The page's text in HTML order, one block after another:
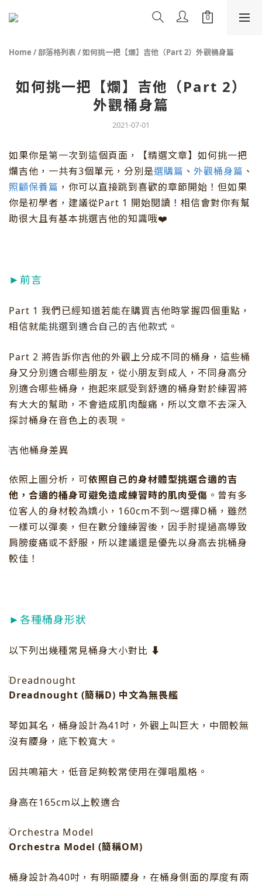
Home / 部落格列表 /如何挑一把【爛】吉他（Part 2）外觀桶身篇
如何挑一把【爛】吉他（Part 2）
外觀桶身篇
2021-07-01
如果你是第一次到這個頁面，【精選文章】如何挑一把
爛吉他，一共有3個單元，分別是選購篇 、 外觀桶身篇 、
照顧保養篇 ，你可以直接跳到喜歡的章節開始！但如果
你是初學者，建議從Part 1 開始閱讀！相信會對你有幫
助很大且有基本挑選吉他的知識哦❤️
►前言
Part 1 我們已經知道若能在購買吉他時掌握四個重點，
相信就能挑選到適合自己的吉他款式。
Part 2 將告訴你吉他的外觀上分成不同的桶身，這些桶
身又分別適合哪些朋友，從小朋友到成人，不同身高分
別適合哪些桶身，抱起來感受到舒適的桶身對於練習將
有大大的幫助，不會造成肌肉酸痛，所以文章不去深入
探討桶身在音色上的表現。
依照上圖分析，可依照自己的身材體型挑選合適的吉
他，合適的桶身可避免造成練習時的肌肉受傷 。曾有多
位客人的身材較為嬌小，160cm不到～選擇D桶，雖然
一樣可以彈奏，但在數分鐘練習後，因手肘提過高導致
肩膀痠痛或不舒服，所以建議還是優先以身高去挑桶身
較佳！
►各種桶身形狀
以下列出幾種常見桶身大小對比 ⬇️
Dreadnought (簡稱D) 中文為無畏艦
琴如其名，桶身設計為41吋，外觀上叫巨大，中間較無
沒有腰身，底下較寬大。
因共鳴箱大，低音足夠較常使用在彈唱風格。
身高在165cm以上較適合
Orchestra Model (簡稱OM)
桶身設計為40吋，有明顯腰身，在桶身側面的厚度有兩